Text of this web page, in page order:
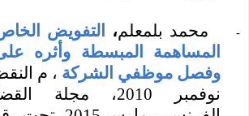
- محمد بلمعلم،
التفويض
المساهمة المبسطة وأثره
وفصل موظفي الشركة
نوفمبر 2010،
مجلة